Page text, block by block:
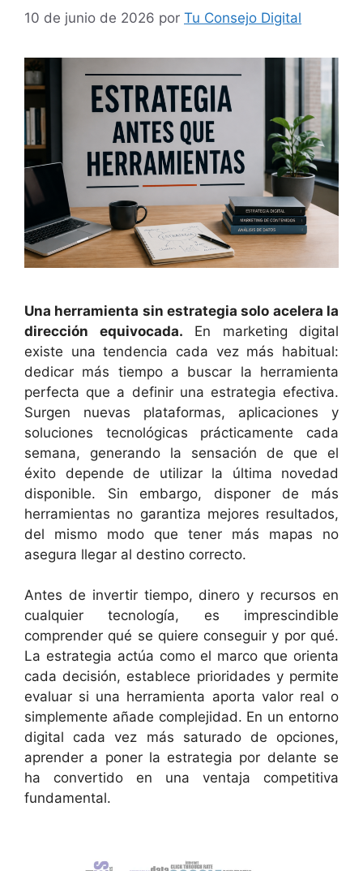
10 de junio de 2026 por Tu Consejo Digital
Una herramienta sin estrategia solo acelera la
dirección equivocada. En marketing digital
existe una tendencia cada vez más habitual:
dedicar más tiempo a buscar la herramienta
perfecta que a definir una estrategia efectiva.
Surgen nuevas plataformas, aplicaciones y
soluciones tecnológicas prácticamente cada
semana, generando la sensación de que el
éxito depende de utilizar la última novedad
disponible. Sin embargo, disponer de más
herramientas no garantiza mejores resultados,
del mismo modo que tener más mapas no
asegura llegar al destino correcto.
Antes de invertir tiempo, dinero y recursos en
cualquier tecnología, es imprescindible
comprender qué se quiere conseguir y por qué.
La estrategia actúa como el marco que orienta
cada decisión, establece prioridades y permite
evaluar si una herramienta aporta valor real o
simplemente añade complejidad. En un entorno
digital cada vez más saturado de opciones,
aprender a poner la estrategia por delante se
ha convertido en una ventaja competitiva
fundamental.